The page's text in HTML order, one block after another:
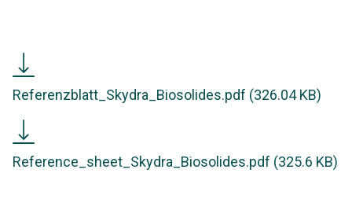
Biosolides
Referenzblatt_Skydra_Biosolides.pdf (326.04 KB)
Skydra
Reference_sheet_Skydra_Biosolides.pdf (325.6 KB)